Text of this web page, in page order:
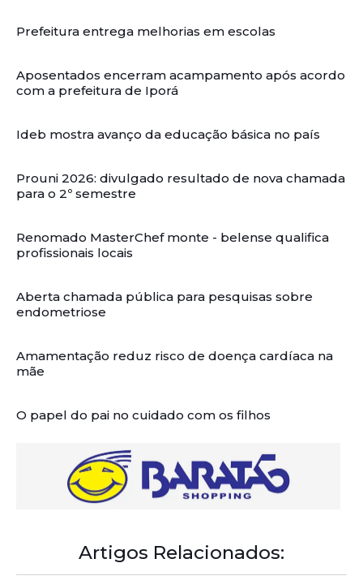
Prefeitura entrega melhorias em escolas
Aposentados encerram acampamento após acordo
com a prefeitura de Iporá
Ideb mostra avanço da educação básica no país
Prouni 2026: divulgado resultado de nova chamada
para o 2º semestre
Renomado MasterChef monte - belense qualifica
profissionais locais
Aberta chamada pública para pesquisas sobre
endometriose
Amamentação reduz risco de doença cardíaca na
mãe
O papel do pai no cuidado com os filhos
Artigos Relacionados: